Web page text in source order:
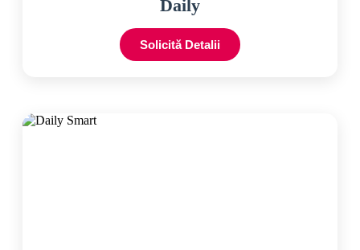
Daily
Solicită Detalii